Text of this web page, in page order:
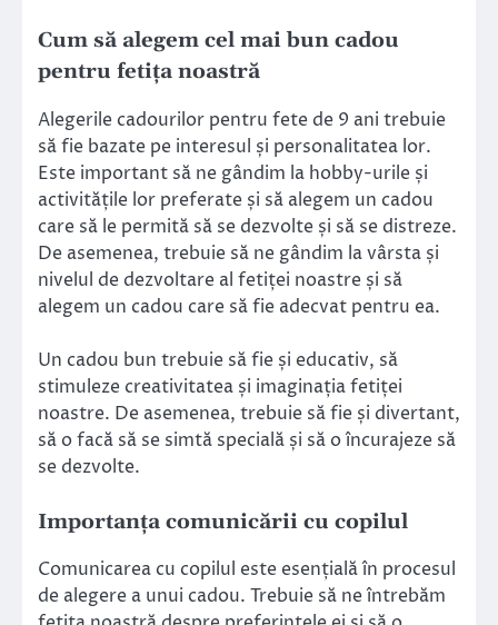
Cum să alegem cel mai bun cadou
pentru fetița noastră
Alegerile cadourilor pentru fete de 9 ani trebuie
să fie bazate pe interesul și personalitatea lor.
Este important să ne gândim la hobby-urile și
activitățile lor preferate și să alegem un cadou
care să le permită să se dezvolte și să se distreze.
De asemenea, trebuie să ne gândim la vârsta și
nivelul de dezvoltare al fetiței noastre și să
alegem un cadou care să fie adecvat pentru ea.
Un cadou bun trebuie să fie și educativ, să
stimuleze creativitatea și imaginația fetiței
noastre. De asemenea, trebuie să fie și divertant,
să o facă să se simtă specială și să o încurajeze să
se dezvolte.
Importanța comunicării cu copilul
Comunicarea cu copilul este esențială în procesul
de alegere a unui cadou. Trebuie să ne întrebăm